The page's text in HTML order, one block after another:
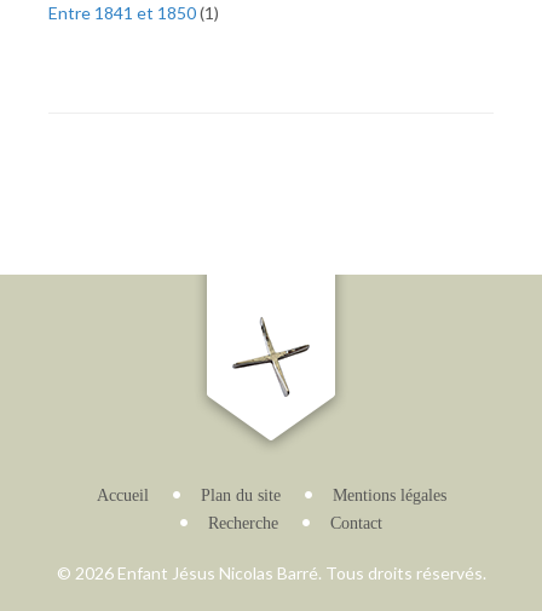
Entre 1841 et 1850(1)
Accueil Plan du site
Mentions légales
Recherche
Contact
© 2026 Enfant Jésus Nicolas Barré. Tous droits réservés.